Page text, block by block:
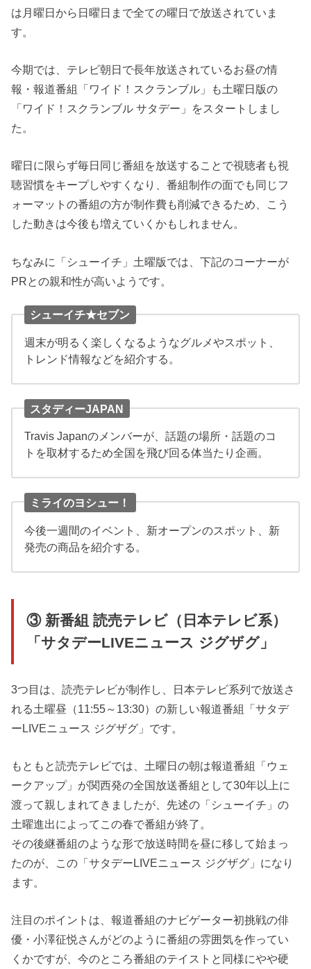
は月曜日から日曜日まで全ての曜日で放送されていま
す。
今期では、テレビ朝日で長年放送されているお昼の情
報・報道番組「ワイド！スクランブル」も土曜日版の
「ワイド！スクランブル サタデー」をスタートしまし
た。
曜日に限らず毎日同じ番組を放送することで視聴者も視
聴習慣をキープしやすくなり、番組制作の面でも同じフ
ォーマットの番組の方が制作費も削減できるため、こう
した動きは今後も増えていくかもしれません。
ちなみに「シューイチ」土曜版では、下記のコーナーが
PRとの親和性が高いようです。
シューイチ★セブン
週末が明るく楽しくなるようなグルメやスポット、
トレンド情報などを紹介する。
スタディーJAPAN
Travis Japanのメンバーが、話題の場所・話題のコ
トを取材するため全国を飛び回る体当たり企画。
ミライのヨシュー！
今後一週間のイベント、新オープンのスポット、新
発売の商品を紹介する。
③ 新番組 読売テレビ（日本テレビ系）
「サタデーLIVEニュース ジグザグ」
3つ目は、読売テレビが制作し、日本テレビ系列で放送さ
れる土曜昼（11:55～13:30）の新しい報道番組「サタデ
ーLIVEニュース ジグザグ」です。
もともと読売テレビでは、土曜日の朝は報道番組「ウェ
ークアップ」が関西発の全国放送番組として30年以上に
渡って親しまれてきましたが、先述の「シューイチ」の
土曜進出によってこの春で番組が終了。
その後継番組のような形で放送時間を昼に移して始まっ
たのが、この「サタデーLIVEニュース ジグザグ」になり
ます。
注目のポイントは、報道番組のナビゲーター初挑戦の俳
優・小澤征悦さんがどのように番組の雰囲気を作ってい
くかですが、今のところ番組のテイストと同様にやや硬